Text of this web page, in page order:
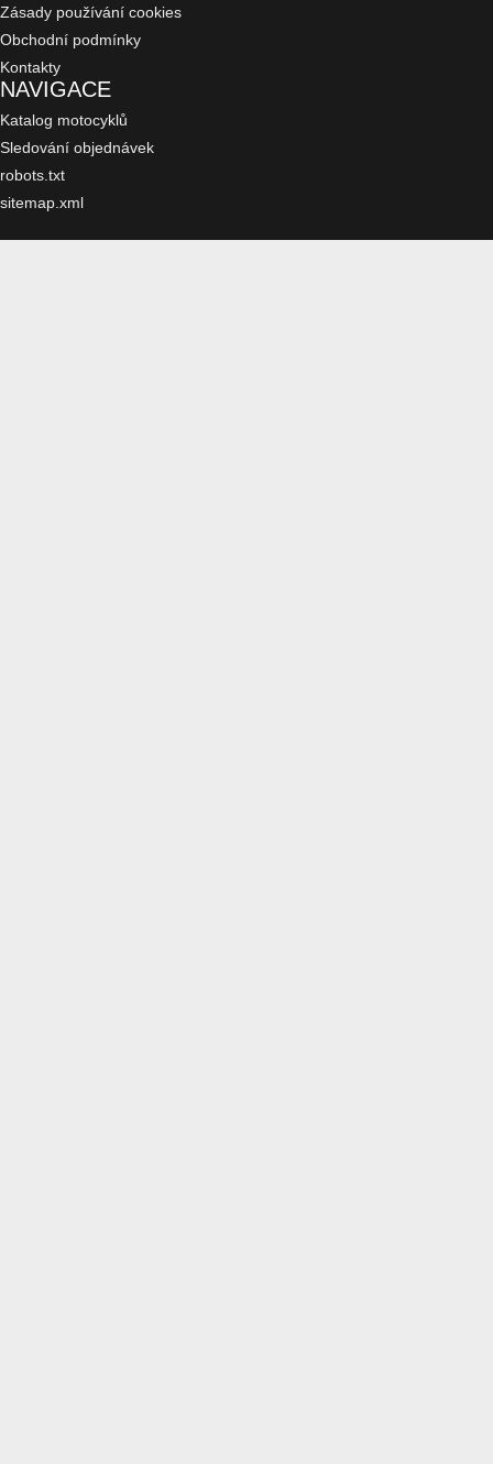
Zásady používání cookies
Obchodní podmínky
Kontakty
NAVIGACE
Katalog motocyklů
Sledování objednávek
robots.txt
sitemap.xml